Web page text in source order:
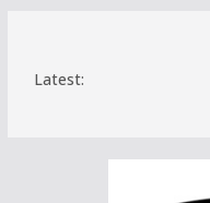
contenido
Latest: